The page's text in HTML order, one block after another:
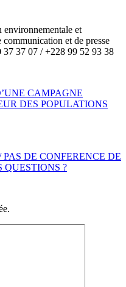
environnementale et
communication et de presse
37 07 / +228 99 52 93 38
CAMPAGNE
DES POPULATIONS
DE CONFERENCE DE
QUESTIONS ?